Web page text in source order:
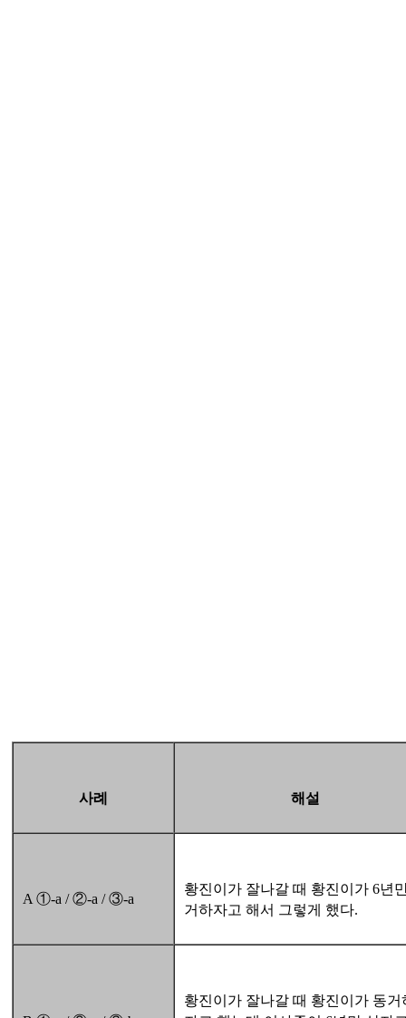
사례 해설
A ①-a / ②-a / ③-a
황진이가 잘나갈 때 황진이가 6년
거하자고 해서 그렇게 했다.
황진이가 잘나갈 때 황진이가 동거